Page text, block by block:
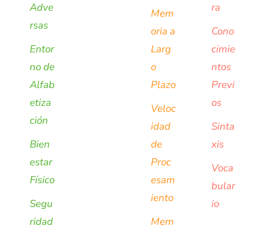
Adve
rsas
Entor
no de
Alfab
etiza
ción
Bien
estar
Físico
Segu
ridad
Mem
oria a
Larg
o
Plazo
Veloc
idad
de
Proc
esam
iento
Mem
ra
Cono
cimie
ntos
Previ
os
Sinta
xis
Voca
bular
io